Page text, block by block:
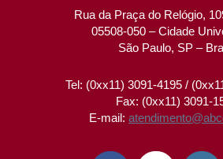
Rua da Praça do Relógio,
05508-050 – Cidade
São Paulo, SP –
Tel: (0xx11) 3091-4195 /
Fax: (0xx11) 3091-
E-mail: